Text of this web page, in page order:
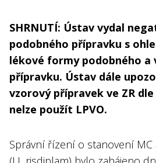
SHRNUTÍ: Ústav vydal
podobného přípravku s
lékové formy podobného a
přípravku. Ústav dále
vzorový přípravek ve ZR dle
nelze použít LPVO.
Správní řízení o stanovení MC